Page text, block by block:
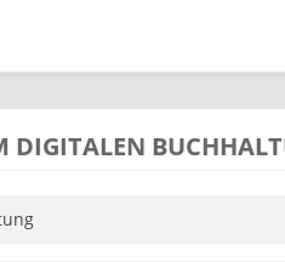
DIGITALEN